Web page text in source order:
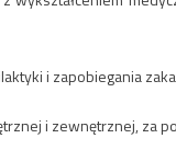
i zapobiegania
i zewnętrznej, za